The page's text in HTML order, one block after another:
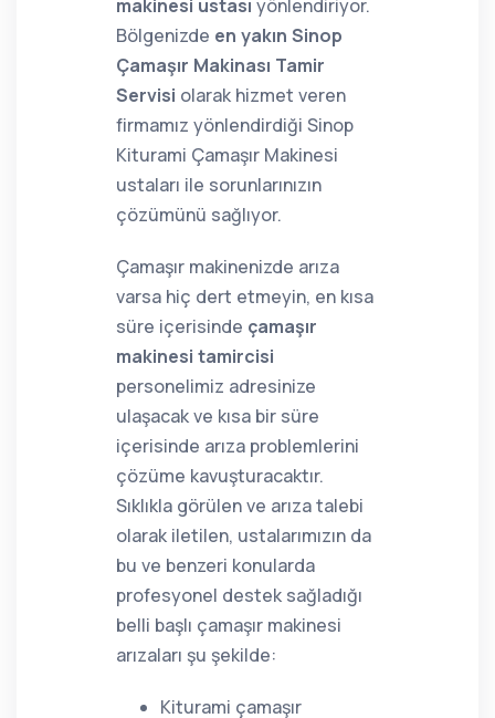
makinesi ustası yönlendiriyor.
Bölgenizde en yakın Sinop
Çamaşır Makinası Tamir
Servisi olarak hizmet veren
firmamız yönlendirdiği Sinop
Kiturami Çamaşır Makinesi
ustaları ile sorunlarınızın
çözümünü sağlıyor.
Çamaşır makinenizde arıza
varsa hiç dert etmeyin, en kısa
süre içerisinde çamaşır
makinesi tamircisi
personelimiz adresinize
ulaşacak ve kısa bir süre
içerisinde arıza problemlerini
çözüme kavuşturacaktır.
Sıklıkla görülen ve arıza talebi
olarak iletilen, ustalarımızın da
bu ve benzeri konularda
profesyonel destek sağladığı
belli başlı çamaşır makinesi
arızaları şu şekilde:
Kiturami çamaşır